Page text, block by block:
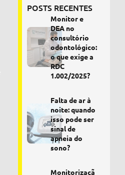
POSTS RECENTES
Monitor e
DEA no
consultório
odontológico:
o que exige a
RDC
1.002/2025?
Falta de ar à
noite: quando
isso pode ser
sinal de
apneia do
sono?
Monitorizaçã